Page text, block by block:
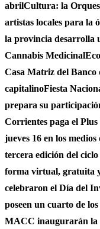
abrilCultura: la
artistas locales para la
la provincia desarrolla
Cannabis Medicinal
Casa Matriz del Banco
capitalinoFiesta
prepara su
Corrientes paga el Plus
jueves 16 en los
tercera edición del
forma virtual, gratuita
celebraron el Día del
poseen un cuarto de
MACC inaugurarán la